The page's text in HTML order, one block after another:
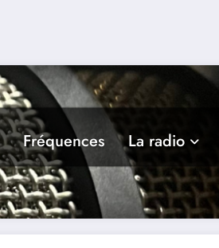
Fréquences La radio